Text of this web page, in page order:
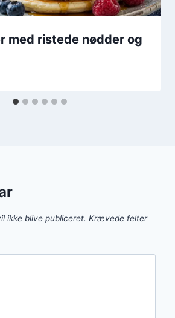
med ristede nødder og
ikke blive publiceret. Krævede felter